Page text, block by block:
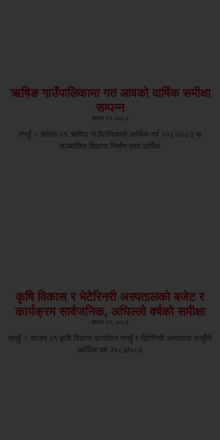
ऋषिङ गाउँपालिकामा गत आवको वार्षिक समीक्षा
सम्पन्न
साउन २१, २०८३
तनहुँ । साउन २१ ऋषिङ गाउँपालिकाले आर्थिक वर्ष २०८२/०८३ मा
सञ्चालित विकास निर्माण तथा वार्षिक
कृषि विकास र भेटेरिनरी अस्पतालको बजेट र
कार्यक्रम सार्वजनिक, अघिल्लो वर्षको समीक्षा
साउन २१, २०८३
तनहुँ । साउन २१ कृषि विकास कार्यालय तनहुँ र भेटेरिनरी अस्पताल तनहुँले
आर्थिक वर्ष २०८३/०८४